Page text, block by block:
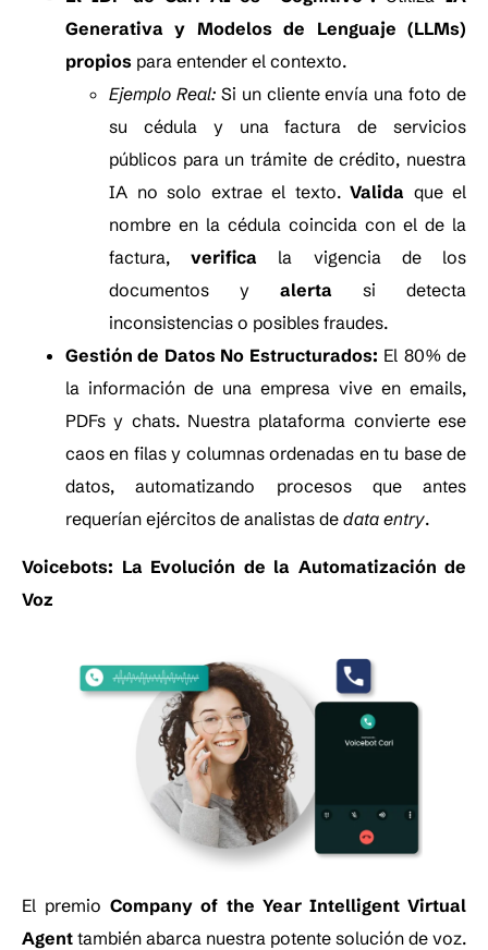
Generativa y Modelos de Lenguaje (LLMs)
propios para entender el contexto.
Ejemplo Real:Si un cliente envía una foto de
su cédula y una factura de servicios
públicos para un trámite de crédito, nuestra
IA no solo extrae el texto. Valida que el
nombre en la cédula coincida con el de la
factura,verifica la vigencia de los
documentos y alerta si detecta
inconsistencias o posibles fraudes.
Gestión de Datos No Estructurados: El 80% de
la información de una empresa vive en emails,
PDFs y chats. Nuestra plataforma convierte ese
caos en filas y columnas ordenadas en tu base de
datos, automatizando procesos que antes
requerían ejércitos de analistas de data entry.
Voicebots: La Evolución de la Automatización de
Voz
El premioCompany of the Year Intelligent Virtual
Agent también abarca nuestra potente solución de voz.